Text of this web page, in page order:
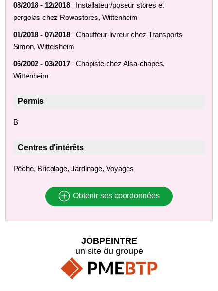
08/2018 - 12/2018 : Installateur/poseur stores et
pergolas chez Rowastores, Wittenheim
01/2018 - 07/2018 : Chauffeur-livreur chez Transports
Simon, Wittelsheim
06/2002 - 03/2017 : Chapiste chez Alsa-chapes,
Wittenheim
Permis
B
Centres d'intérêts
Pêche, Bricolage, Jardinage, Voyages
Obtenir ses coordonnées
JOBPEINTRE
un site du groupe